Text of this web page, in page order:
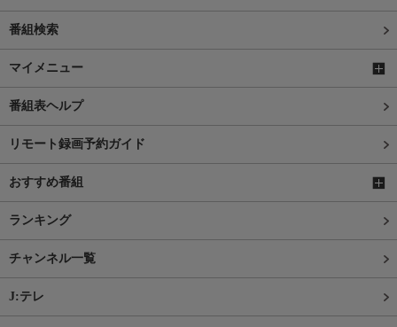
番組検索
マイメニュー
番組表ヘルプ
リモート録画予約ガイド
おすすめ番組
ランキング
チャンネル一覧
J:テレ